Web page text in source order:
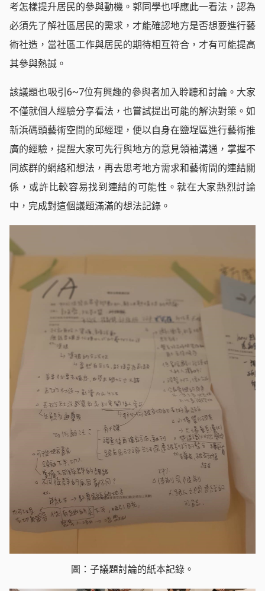
考怎樣提升居民的參與動機。郭同學也呼應此一看法，認為
必須先了解社區居民的需求，才能確認地方是否想要進行藝
術社造，當社區工作與居民的期待相互符合，才有可能提高
其參與熱誠。
該議題也吸引6~7位有興趣的參與者加入聆聽和討論。大家
不僅就個人經驗分享看法，也嘗試提出可能的解決對策。如
新浜碼頭藝術空間的邱經理，便以自身在鹽埕區進行藝術推
廣的經驗，提醒大家可先行與地方的意見領袖溝通，掌握不
同族群的網絡和想法，再去思考地方需求和藝術間的連結關
係，或許比較容易找到連結的可能性。就在大家熱烈討論
中，完成對這個議題滿滿的想法記錄。
圖：子議題討論的紙本記錄。